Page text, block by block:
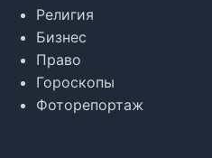
Религия
Бизнес
Право
Гороскопы
Фоторепортаж